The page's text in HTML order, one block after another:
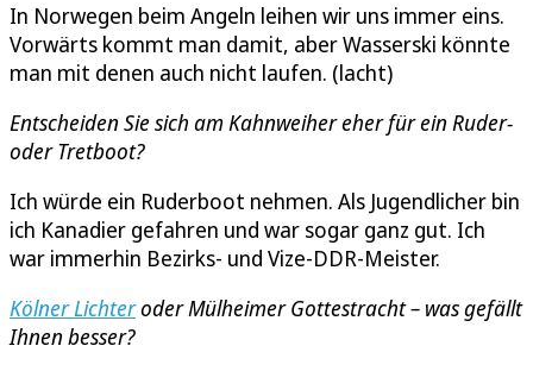
In Norwegen beim Angeln leihen wir uns immer eins.
Vorwärts kommt man damit, aber Wasserski könnte
man mit denen auch nicht laufen. (lacht)
Entscheiden Sie sich am Kahnweiher eher für ein Ruder-
oder Tretboot?
Ich würde ein Ruderboot nehmen. Als Jugendlicher bin
ich Kanadier gefahren und war sogar ganz gut. Ich
war immerhin Bezirks- und Vize-DDR-Meister.
Kölner Lichteroder Mülheimer Gottestracht – was gefällt
Ihnen besser?